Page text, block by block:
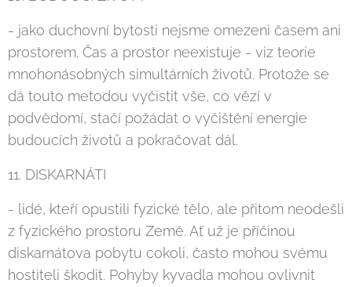
- jako duchovní bytosti nejsme omezeni časem ani
prostorem. Čas a prostor neexistuje - viz teorie
mnohonásobných simultárních životů. Protože se
dá touto metodou vyčistit vše, co vězí v
podvědomí, stačí požádat o vyčištění energie
budoucích životů a pokračovat dál.
11. DISKARNÁTI
- lidé, kteří opustili fyzické tělo, ale přitom neodešli
z fyzického prostoru Země. Ať už je příčinou
diskarnátova pobytu cokoli, často mohou svému
hostiteli škodit. Pohyby kyvadla mohou ovlivnit